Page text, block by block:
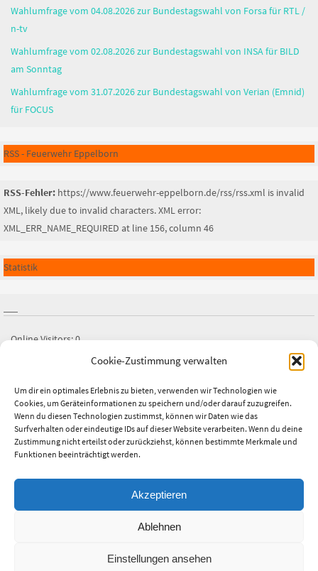
Cookie-Zustimmung verwalten
Um dir ein optimales Erlebnis zu bieten, verwenden wir Technologien wie
Cookies, um Geräteinformationen zu speichern und/oder darauf zuzugreifen.
Wenn du diesen Technologien zustimmst, können wir Daten wie das
Surfverhalten oder eindeutige IDs auf dieser Website verarbeiten. Wenn du deine
Zustimmung nicht erteilst oder zurückziehst, können bestimmte Merkmale und
Funktionen beeinträchtigt werden.
Akzeptieren
Ablehnen
Einstellungen ansehen
Wahlumfrage vom 04.08.2026 zur Bundestagswahl von Forsa für RTL /
n-tv
Wahlumfrage vom 02.08.2026 zur Bundestagswahl von INSA für BILD
am Sonntag
Wahlumfrage vom 31.07.2026 zur Bundestagswahl von Verian (Emnid)
für FOCUS
RSS - Feuerwehr Eppelborn
RSS-Fehler: https://www.feuerwehr-eppelborn.de/rss/rss.xml is invalid
XML, likely due to invalid characters. XML error:
XML_ERR_NAME_REQUIRED at line 156, column 46
Statistik
Online Visitors:0
Besucher gestern:
Besucher gesamt:2.674
Letztes Beitrags-Datum:25.07.2026
This text can be changed from the Miscellaneous section of the settings
dolor sit amet,consectetur adipiscing